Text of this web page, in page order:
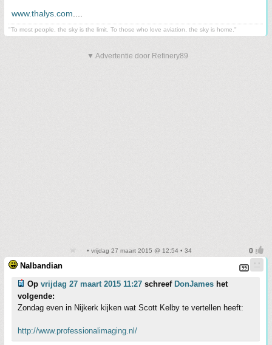
www.thalys.com
"To most people, the sky is the limit. To those who love aviation, the sky is home."
▼ Advertentie door Refinery89
• vrijdag 27 maart 2015 @ 12:54 • 34
Nalbandian
Op vrijdag 27 maart 2015 11:27 schreef DonJames het
volgende:
Zondag even in Nijkerk kijken wat Scott Kelby te vertellen heeft:
http://www.professionalimaging.nl/